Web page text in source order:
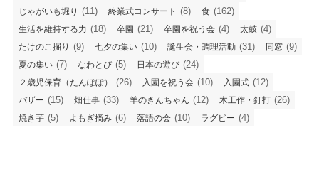
じゃがいも堀り (11) 終業式コンサート (8) 食 (162)
生活を維持する力 (18) 卒園 (21) 卒園を祝う会 (4) 太鼓 (4)
たけのこ掘り (9) 七夕の集い (10) 誕生会・調理活動 (31) 同窓 (9)
夏の集い (7) なわとび (5) 日本の遊び (24)
２歳児保育（たんぽぽ） (26) 入園を祝う会 (10) 入園式 (12)
バザー (15) 畑仕事 (33) 羊のきんちゃん (12) 木工作・釘打 (26)
焼き芋 (5) よもぎ摘み (6) 落語の会 (10) ラグビー (4)